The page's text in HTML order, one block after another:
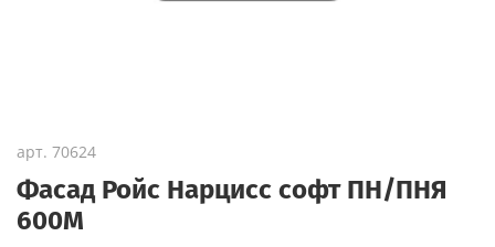
арт. 70624
Фасад Ройс Нарцисс софт ПН/ПНЯ
600М